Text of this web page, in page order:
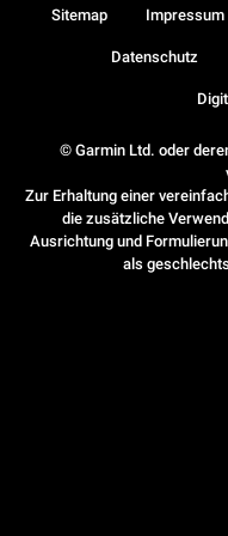
© Garmin Ltd. oder
Zur Erhaltung einer
die zusätzliche
Ausrichtung und
als
Sitemap Impressum
Datenschutz